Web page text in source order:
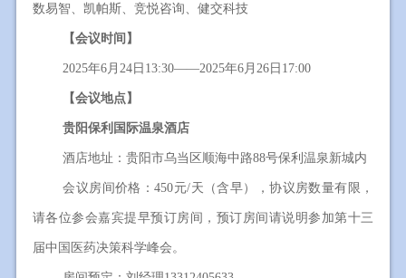
数易智、凯帕斯、竞悦咨询、健交科技
【会议时间】
2025年6月24日13:30——2025年6月26日17:00
【会议地点】
贵阳保利国际温泉酒店
酒店地址：贵阳市乌当区顺海中路88号保利温泉新城内
会议房间价格：450元/天（含早），协议房数量有限，
请各位参会嘉宾提早预订房间，预订房间请说明参加第十三
届中国医药决策科学峰会。